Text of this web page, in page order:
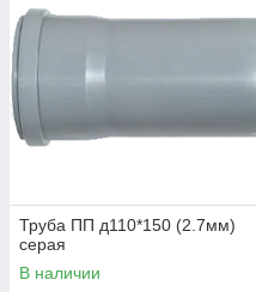
Труба ПП д110*150 (2.7мм)
серая
В наличии